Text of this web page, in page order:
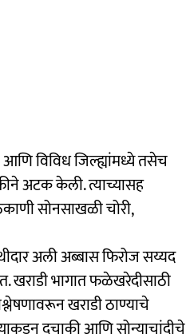
विविध जिल्ह्यांमध्ये तसेच
अटक केली. त्याच्यासह
सोनसाखळी चोरी,
अली अब्बास फिरोज सय्यद
खराडी भागात फळेखरेदीसाठी
खराडी ठाण्याचे